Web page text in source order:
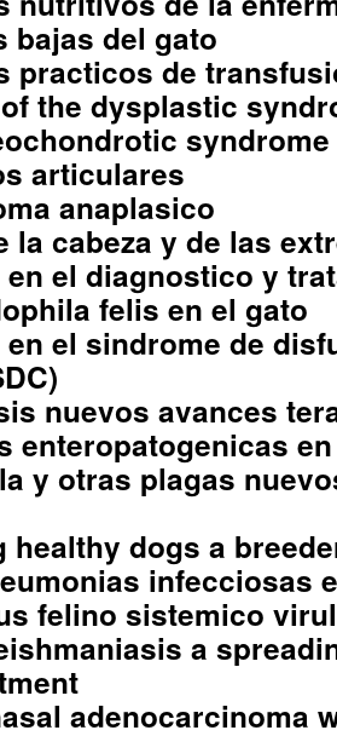
bajas del gato
practicos de
the dysplastic
syndrome
articulares
anaplasico
la cabeza y de las
el diagnostico y
felis en el gato
en el sindrome de
nuevos avances
enteropatogenicas
y otras plagas
healthy dogs a
infecciosas
felino sistemico
a
adenocarcinoma